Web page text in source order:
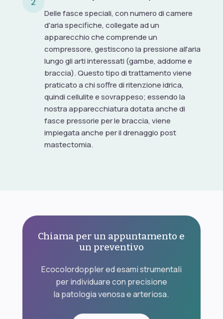
Delle fasce speciali, con numero di camere
d'aria specifiche, collegate ad un
apparecchio che comprende un
compressore, gestiscono la pressione all'aria
lungo gli arti interessati (gambe, addome e
braccia). Questo tipo di trattamento viene
praticato a chi soffre di ritenzione idrica,
quindi cellulite e sovrappeso; essendo la
nostra apparecchiatura dotata anche di
fasce pressorie per le braccia, viene
impiegata anche per il drenaggio post
mastectomia.
Chiama per un appuntamento e
un preventivo
Ecocolordoppler ed esami strumentali
per individuare con precisione
la patologia venosa e arteriosa.